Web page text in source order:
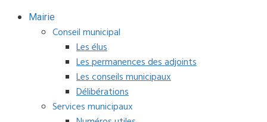
Mairie
Conseil municipal
Les élus
Les permanences des adjoints
Les conseils municipaux
Délibérations
Services municipaux